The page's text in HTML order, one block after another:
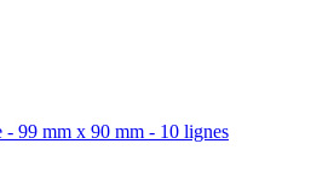
- 99 mm x 90 mm - 10 lignes